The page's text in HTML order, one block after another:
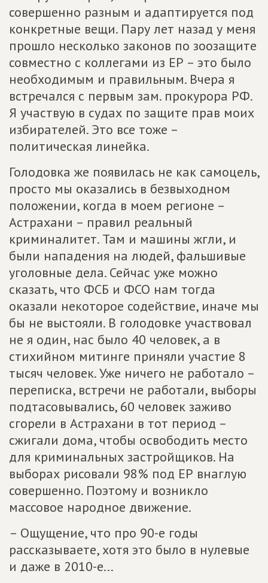
совершенно разным и адаптируется под
конкретные вещи. Пару лет назад у меня
прошло несколько законов по зоозащите
совместно с коллегами из ЕР – это было
необходимым и правильным. Вчера я
встречался с первым зам. прокурора РФ.
Я участвую в судах по защите прав моих
избирателей. Это все тоже –
политическая линейка.
Голодовка же появилась не как самоцель,
просто мы оказались в безвыходном
положении, когда в моем регионе –
Астрахани – правил реальный
криминалитет. Там и машины жгли, и
были нападения на людей, фальшивые
уголовные дела. Сейчас уже можно
сказать, что ФСБ и ФСО нам тогда
оказали некоторое содействие, иначе мы
бы не выстояли. В голодовке участвовал
не я один, нас было 40 человек, а в
стихийном митинге приняли участие 8
тысяч человек. Уже ничего не работало –
переписка, встречи не работали, выборы
подтасовывались, 60 человек заживо
сгорели в Астрахани в тот период –
сжигали дома, чтобы освободить место
для криминальных застройщиков. На
выборах рисовали 98% под ЕР внаглую
совершенно. Поэтому и возникло
массовое народное движение.
– Ощущение, что про 90-е годы
рассказываете, хотя это было в нулевые
и даже в 2010-е...